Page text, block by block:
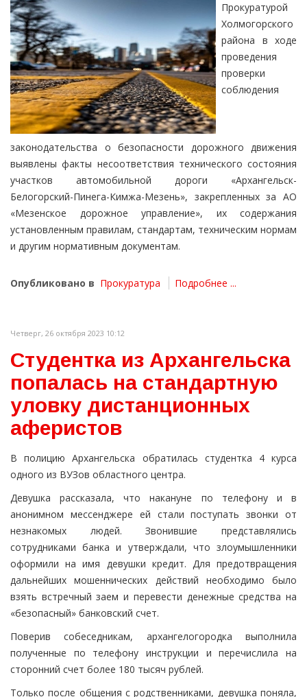
Прокуратурой
Холмогорского
района в ходе
проведения
проверки
соблюдения
законодательства о безопасности дорожного движения
выявлены факты несоответствия технического состояния
участков автомобильной дороги «Архангельск-
Белогорский-Пинега-Кимжа-Мезень», закрепленных за АО
«Мезенское дорожное управление», их содержания
установленным правилам, стандартам, техническим нормам
и другим нормативным документам.
Опубликовано в Прокуратура Подробнее ...
Четверг, 26 октября 2023 10:12
Студентка из Архангельска
попалась на стандартную
уловку дистанционных
аферистов
В полицию Архангельска обратилась студентка 4 курса
одного из ВУЗов областного центра.
Девушка рассказала, что накануне по телефону и в
анонимном мессенджере ей стали поступать звонки от
незнакомых людей. Звонившие представлялись
сотрудниками банка и утверждали, что злоумышленники
оформили на имя девушки кредит. Для предотвращения
дальнейших мошеннических действий необходимо было
взять встречный заем и перевести денежные средства на
«безопасный» банковский счет.
Поверив собеседникам, архангелогородка выполнила
полученные по телефону инструкции и перечислила на
сторонний счет более 180 тысяч рублей.
Только после общения с родственниками, девушка поняла,